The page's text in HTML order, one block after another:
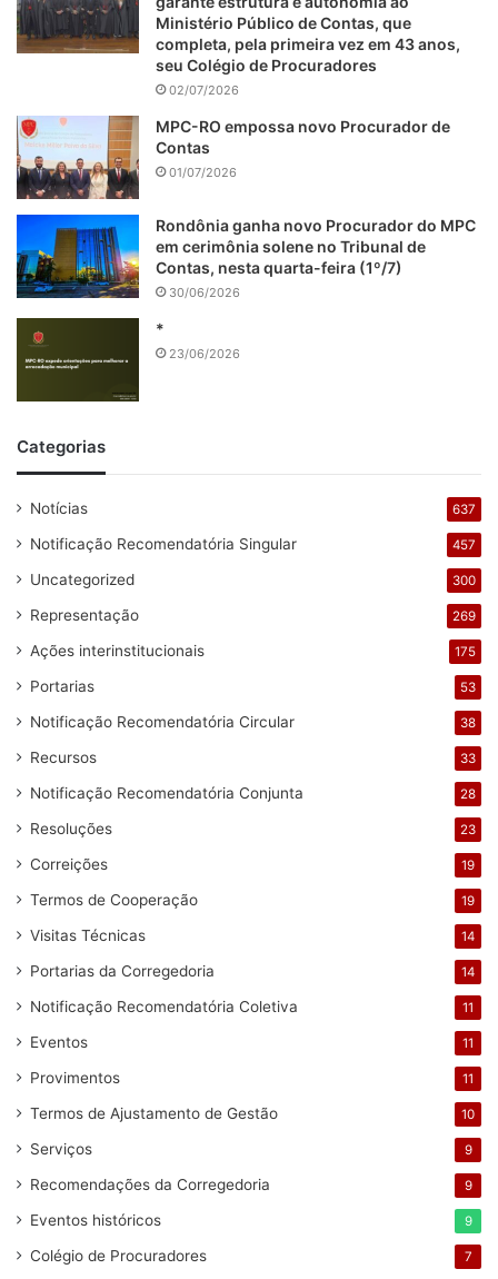
Ministério Público de Contas, que
completa, pela primeira vez em 43 anos,
seu Colégio de Procuradores
02/07/2026
MPC-RO empossa novo Procurador de
Contas
01/07/2026
Rondônia ganha novo Procurador do MPC
em cerimônia solene no Tribunal de
Contas, nesta quarta-feira (1º/7)
30/06/2026
*
23/06/2026
Categorias
Notícias 637
Notificação Recomendatória Singular 457
Uncategorized 300
Representação 269
Ações interinstitucionais 175
Portarias 53
Notificação Recomendatória Circular 38
Recursos 33
Notificação Recomendatória Conjunta 28
Resoluções 23
Correições 19
Termos de Cooperação 19
Visitas Técnicas 14
Portarias da Corregedoria 14
Notificação Recomendatória Coletiva 11
Eventos 11
Provimentos 11
Termos de Ajustamento de Gestão 10
Serviços 9
Recomendações da Corregedoria 9
Eventos históricos 9
Colégio de Procuradores 7